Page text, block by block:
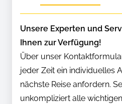
Unsere Experten und
Ihnen zur Verfügung!
Über unser
jeder Zeit ein individuelles
nächste Reise anfordern.
unkompliziert alle